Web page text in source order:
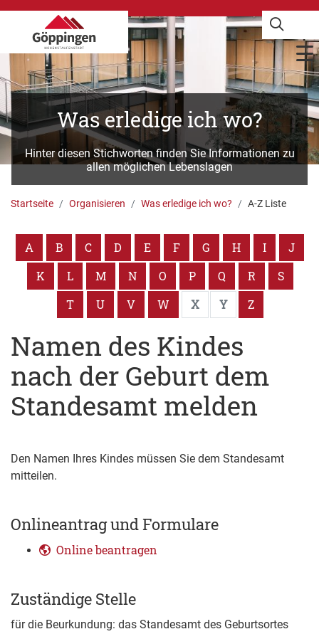
Was erledige ich wo?
Hinter diesen Stichworten finden Sie Informationen zu
allen möglichen Lebenslagen
Startseite Organisieren Was erledige ich wo? A-Z Liste
A B C D E F G H I
J
K
L M N O P Q R
S
T
U V W X Y Z
Namen des Kindes
nach der Geburt dem
Standesamt melden
Den Namen Ihres Kindes müssen Sie dem Standesamt
mitteilen.
Onlineantrag und Formulare
Online beantragen
Zuständige Stelle
für die Beurkundung: das Standesamt des Geburtsortes